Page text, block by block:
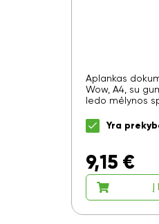
Aplankas
Wow, A4, su
ledo mėlynos
Yra
9,15 €